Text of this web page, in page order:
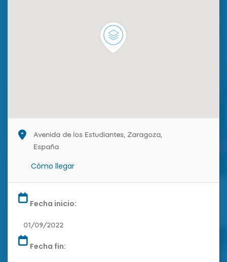
Avenida de los Estudiantes, Zaragoza,
España
Cómo llegar
Fecha inicio:
01/09/2022
Fecha fin: